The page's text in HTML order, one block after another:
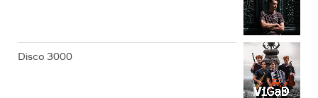
РАДИО ЏЕЗЕР
Disco 3000